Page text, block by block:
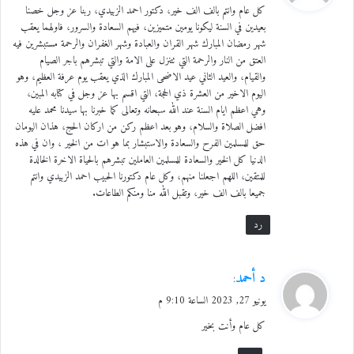
البحتري والعيد
ودنا ‌العيد وهو للناس حتى
يتقضى وأنت للعيد عيد
العيد بطرسوس
كان يقال: “من محاسن الإسلام، يوم الجمعة
ببغداد، وصلاة التراويح بمكة، ويوم ‌العيد
بطرسوس “، وقد وجدت تفسير هذا في “كتاب
الأنساب للسمعاني وبغية الطلب”:
يقولون: «زينة الإسلام ثلاثة: التراويح بمكة فإنهم
يطوفون سبعًا بين كل ترويحتين، ويوم الجمعة
ل
كل عام وانتم بالف الف خير، دكتور احمد الزبيدي، ربنا عز وجل خصنا
بعيدين في السنة ليكونا يومين متميزين، فيهم السعادة والسرور، فاولهما يعقب
شهر رمضان المبارك شهر القران والعبادة وشهر الغفران والرحمة مستبشرين فيه
العتق من النار والرحمة التي تتنزل على الامة والتي تبشرهم باجر الصيام
والقيام، والعيد الثاني عيد الاضحى المبارك الذي يعقب يوم عرفة العظيم، وهو
اليوم الاخير من العشرة ذي الحجة، التي اقسم بها عز وجل في كتابه المبين،
وهي اعظم ايام السنة عند الله سبحانه وتعالى كما خبرنا بها سيدنا محمد عليه
افضل الصلاة والسلام، وهو بعد اعظم ركن من اركان الحج، هذان اليومان
حق للمسلمين الفرح والسعادة والاستبشار بما هو ات من الخير ، وان في هذه
الدنيا كل الخير والسعادة للمسلمين العاملين تبشرهم بالحياة الاخرة الخالدة
للمتقين، اللهم اجعلنا منهم، وكل عام دكتورنا الحبيب احمد الزبيدي وانتم
جميعا بالف الف خير، وتقبل الله منا ومنكم الطاعات.
رد
ي
و
ل
د أحمد:
يونيو 27, 2023 الساعة 9:10 م
كل عام وأنت بخير